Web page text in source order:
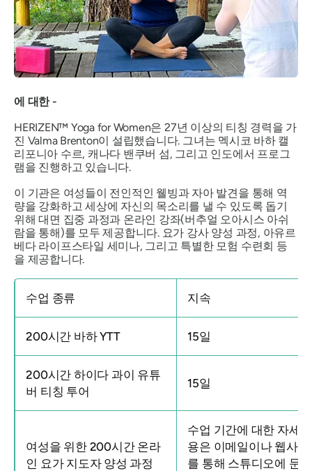
에 대한 -
HERIZEN™ Yoga for Women은 27년 이상의 티칭 경력을 가
진 Valma Brenton이 설립했습니다. 그녀는 멕시코 바하 캘
리포니아 수르, 캐나다 밴쿠버 섬, 그리고 인도에서 프로그
램을 진행하고 있습니다.
이 기관은 여성들이 전인적인 웰빙과 자아 발견을 통해 역
량을 강화하고 세상에 자신의 목소리를 낼 수 있도록 돕기
위해 대면 집중 과정과 온라인 강좌(버추얼 오아시스 아쉬
람을 통해)를 모두 제공합니다. 요가 강사 양성 과정, 아유르
베다 라이프스타일 세미나, 그리고 특별한 모험 수련회 등
을 제공합니다.
수업 종류 지속
200시간 바하 YTT 15일
200시간 하이다 과이 유튜
버 티칭 투어
15일
여성을 위한 200시간 온라
인 요가 지도자 양성 과정
수업 기간에 대한 자세
용은 이메일이나 웹사
를 통해 스튜디오에 문